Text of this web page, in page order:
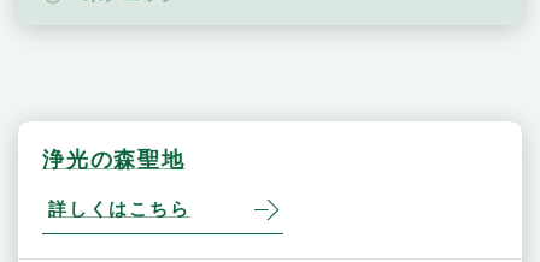
浄光の森聖地
詳しくはこちら